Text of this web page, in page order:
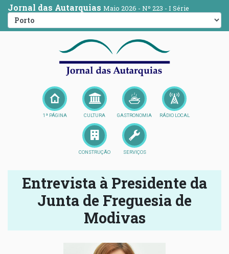
Jornal das Autarquias Maio 2026 - Nº 223 - I Série
1ª PÁGINA CULTURA GASTRONOMIA RÁDIO LOCAL
CONSTRUÇÃO SERVIÇOS
Entrevista à Presidente da
Junta de Freguesia de
Modivas